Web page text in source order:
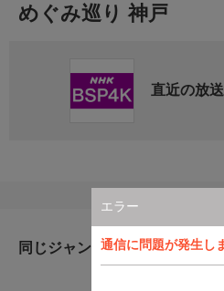
エラー
通信に問題が発生し
めぐみ巡り 神戸
直近の放
同じジャンルのおすすめ番組